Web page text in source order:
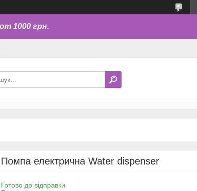
1000 грн.
Помпа електрична Water dispenser
Готово до відправки